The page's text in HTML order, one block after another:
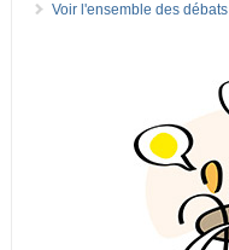
Voir l'ensemble des débats